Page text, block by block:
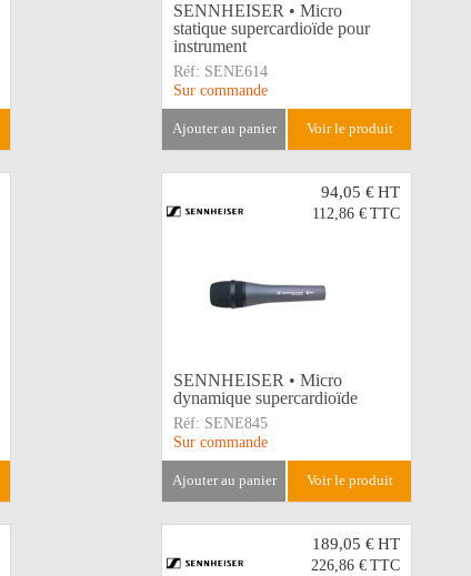
SENNHEISER • Micro
statique supercardioïde pour
instrument
Réf: SENE614
Sur commande
ajouter au panier voir le produit
94,05 €HT
112,86 € TTC
SENNHEISER • Micro
dynamique supercardioïde
Réf: SENE845
Sur commande
ajouter au panier voir le produit
189,05 €HT
226,86 € TTC